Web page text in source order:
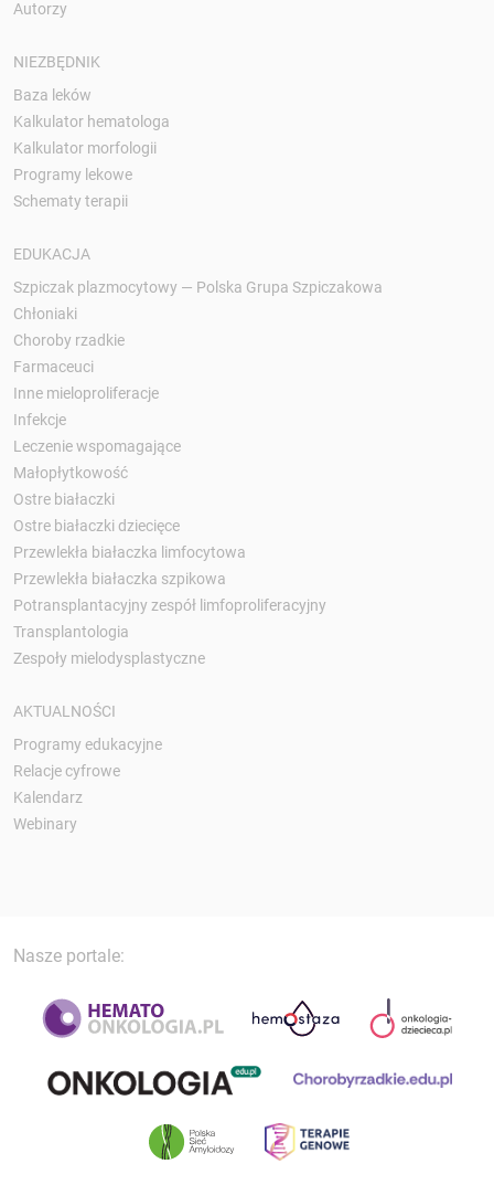
Autorzy
NIEZBĘDNIK
Baza leków
Kalkulator hematologa
Kalkulator morfologii
Programy lekowe
Schematy terapii
EDUKACJA
Szpiczak plazmocytowy — Polska Grupa Szpiczakowa
Chłoniaki
Choroby rzadkie
Farmaceuci
Inne mieloproliferacje
Infekcje
Leczenie wspomagające
Małopłytkowość
Ostre białaczki
Ostre białaczki dziecięce
Przewlekła białaczka limfocytowa
Przewlekła białaczka szpikowa
Potransplantacyjny zespół limfoproliferacyjny
Transplantologia
Zespoły mielodysplastyczne
AKTUALNOŚCI
Programy edukacyjne
Relacje cyfrowe
Kalendarz
Webinary
Nasze portale: